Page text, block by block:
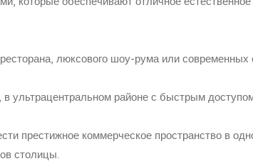
люксового шоу-рума или современных
ультрацентральном районе с быстрым
престижное коммерческое пространство в
столицы.